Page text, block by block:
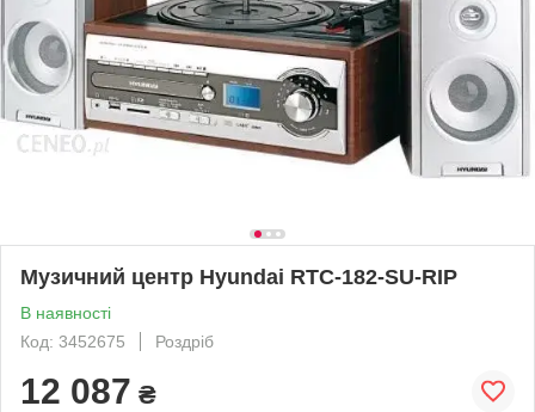
Музичний центр Hyundai RTC-182-SU-RIP
В наявності
Код: 3452675
Роздріб
12 087 ₴